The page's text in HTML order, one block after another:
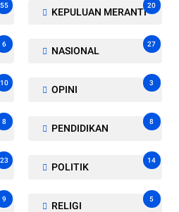
55
KEPULUAN MERANTI
20
6
NASIONAL
27
10
OPINI
3
8
PENDIDIKAN
8
23
POLITIK
14
9
RELIGI
5